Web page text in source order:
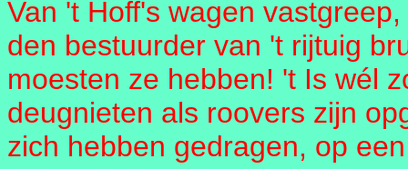
Van 't Hoff's wagen
den bestuurder van 't rijtuig
moesten ze hebben! 't Is wél
deugnieten als roovers zijn
zich hebben gedragen, op